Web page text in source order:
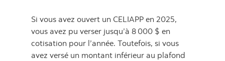
Si vous avez ouvert un CELIAPP en 2025,
vous avez pu verser jusqu’à 8 000 $ en
cotisation pour l’année. Toutefois, si vous
avez versé un montant inférieur au plafond